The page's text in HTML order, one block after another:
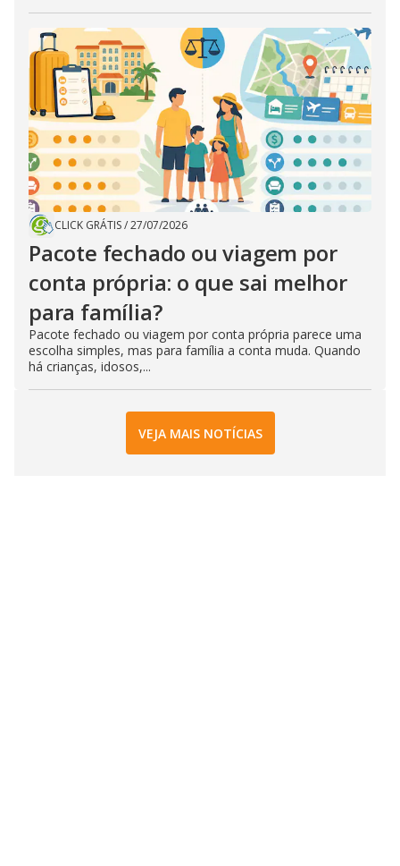
CLICK GRÁTIS/27/07/2026
Pacote fechado ou viagem por
conta própria: o que sai melhor
para família?
Pacote fechado ou viagem por conta própria parece uma
escolha simples, mas para família a conta muda. Quando
há crianças, idosos,...
VEJA MAIS NOTÍCIAS